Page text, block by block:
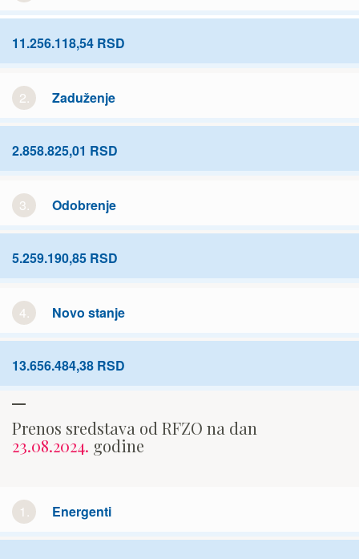
11.256.118,54 RSD
2. Zaduženje
2.858.825,01 RSD
3. Odobrenje
5.259.190,85 RSD
4. Novo stanje
13.656.484,38 RSD
Prenos sredstava od RFZO na dan
23.08.2024. godine
1. Energenti